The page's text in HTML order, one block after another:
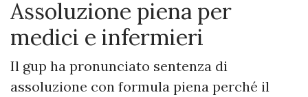
Assoluzione piena per
medici e infermieri
Il gup ha pronunciato sentenza di
assoluzione con formula piena perché il